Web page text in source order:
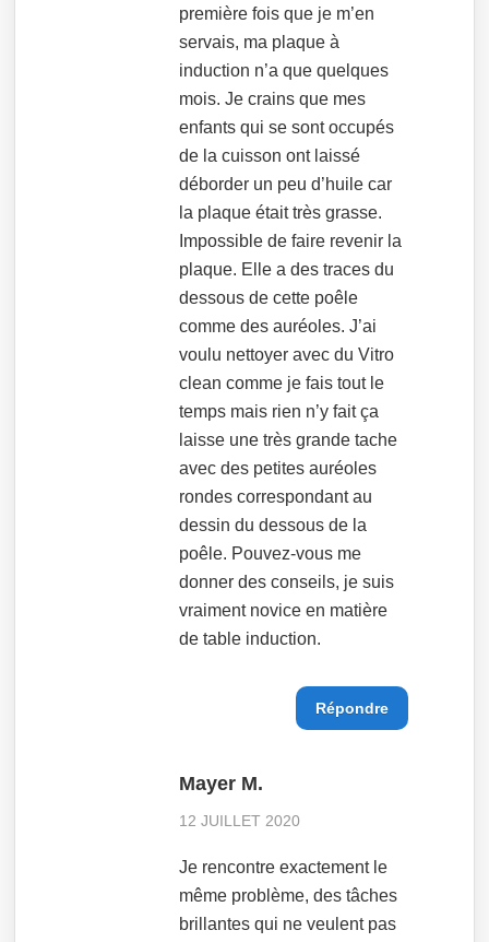
première fois que je m’en
servais, ma plaque à
induction n’a que quelques
mois. Je crains que mes
enfants qui se sont occupés
de la cuisson ont laissé
déborder un peu d’huile car
la plaque était très grasse.
Impossible de faire revenir la
plaque. Elle a des traces du
dessous de cette poêle
comme des auréoles. J’ai
voulu nettoyer avec du Vitro
clean comme je fais tout le
temps mais rien n’y fait ça
laisse une très grande tache
avec des petites auréoles
rondes correspondant au
dessin du dessous de la
poêle. Pouvez-vous me
donner des conseils, je suis
vraiment novice en matière
de table induction.
Répondre
Mayer M.
12 JUILLET 2020
Je rencontre exactement le
même problème, des tâches
brillantes qui ne veulent pas